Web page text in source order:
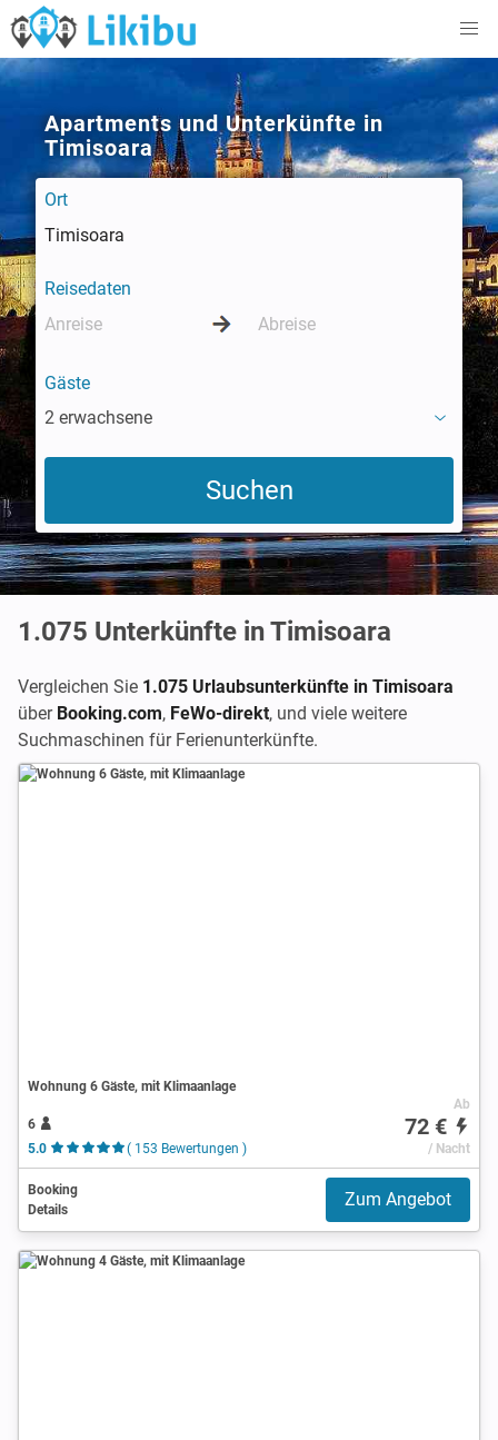
Apartments und Unterkünfte in
Timisoara
Ort
Reisedaten
Gäste
2 erwachsene
1.075 Unterkünfte in Timisoara
Vergleichen Sie 1.075 Urlaubsunterkünfte in Timisoara
über Booking.com, FeWo-direkt, und viele weitere
Suchmaschinen für Ferienunterkünfte.
Wohnung 6 Gäste, mit Klimaanlage
6
5.0
( 153 Bewertungen )
Ab
72 €
/ Nacht
Booking
Details
Zum Angebot